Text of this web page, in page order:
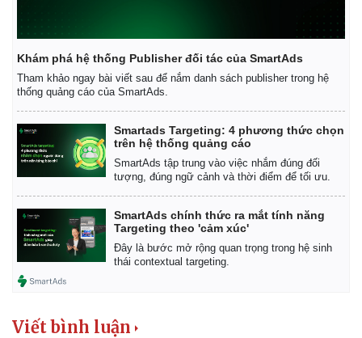
Bất động sản
Tỷ giá
Chứng khoán
Khám phá hệ thống Publisher đối tác của SmartAds
Tham khảo ngay bài viết sau để nắm danh sách publisher trong hệ
thống quảng cáo của SmartAds.
Smartads Targeting: 4 phương thức chọn
trên hệ thống quảng cáo
SmartAds tập trung vào việc nhắm đúng đối
tượng, đúng ngữ cảnh và thời điểm để tối ưu.
SmartAds chính thức ra mắt tính năng
Targeting theo 'cảm xúc'
Đây là bước mở rộng quan trọng trong hệ sinh
thái contextual targeting.
Viết bình luận